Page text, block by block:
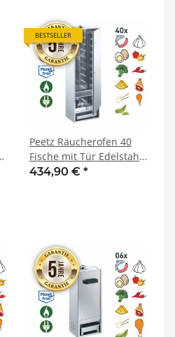
BESTSELLER
Peetz Räucherofen 40
Fische mit Tür Edelstahl
rostfrei 28 x 39 x 120 cm
434,90 € *